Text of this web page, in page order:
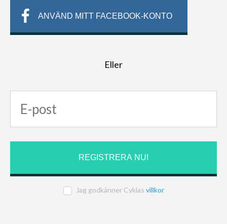
ANVÄND MITT FACEBOOK-KONTO
Eller
Jag godkänner Cyklas villkor